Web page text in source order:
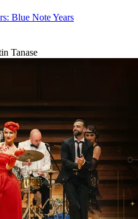
Blue Note Years
Tanase